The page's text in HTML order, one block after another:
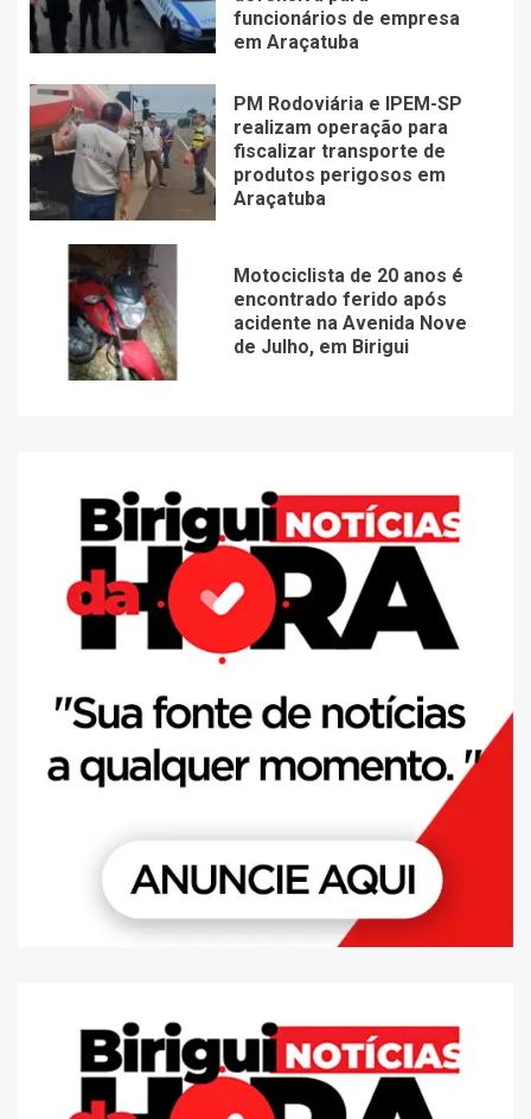
funcionários de empresa
em Araçatuba
PM Rodoviária e IPEM-SP
realizam operação para
fiscalizar transporte de
produtos perigosos em
Araçatuba
Motociclista de 20 anos é
encontrado ferido após
acidente na Avenida Nove
de Julho, em Birigui